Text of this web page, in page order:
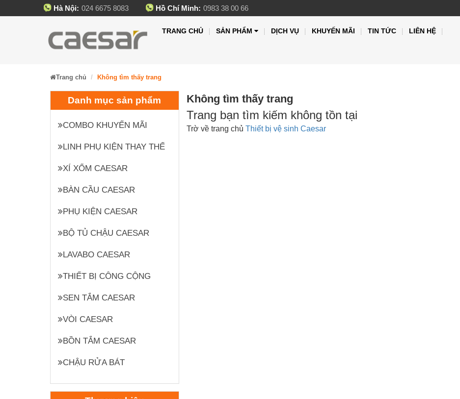
Hà Nội: 024 6675 8083 Hồ Chí Minh: 0983 38 00 66
TRANG CHỦ SẢN PHẨM DỊCH VỤ KHUYẾN MÃI TIN TỨC LIÊN HỆ
Trang chủ Không tìm thấy trang
Danh mục sản phẩm
COMBO KHUYẾN MÃI
LINH PHỤ KIỆN THAY THẾ
XÍ XỔM CAESAR
BÀN CẦU CAESAR
PHỤ KIỆN CAESAR
BỘ TỦ CHẬU CAESAR
LAVABO CAESAR
THIẾT BỊ CÔNG CỘNG
SEN TẮM CAESAR
VÒI CAESAR
BỒN TẮM CAESAR
CHẬU RỬA BÁT
Không tìm thấy trang
Trang bạn tìm kiếm không tồn tại
Trờ về trang chủ Thiết bị vệ sinh Caesar